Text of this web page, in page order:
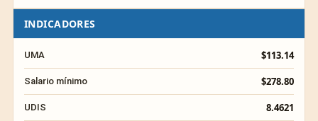
INDICADORES
UMA $113.14
Salario mínimo $278.80
UDIS 8.4621